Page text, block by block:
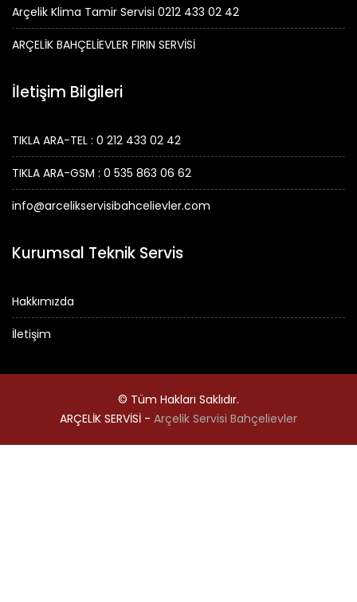
Arçelik Klima Tamir Servisi 0212 433 02 42
ARÇELİK BAHÇELİEVLER FIRIN SERVİSİ
İletişim Bilgileri
TIKLA ARA-TEL : 0 212 433 02 42
TIKLA ARA-GSM : 0 535 863 06 62
info@arcelikservisibahcelievler.com
Kurumsal Teknik Servis
Hakkımızda
İletişim
© Tüm Hakları Saklıdır.
ARÇELİK SERVİSİ - Arçelik Servisi Bahçelievler